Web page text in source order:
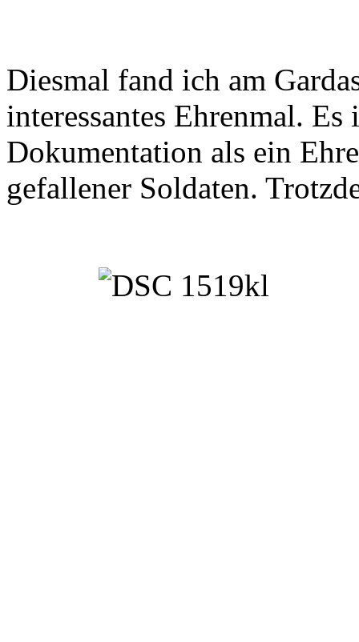
Diesmal fand ich am
interessantes Ehrenmal. Es
Dokumentation als ein
gefallener Soldaten.